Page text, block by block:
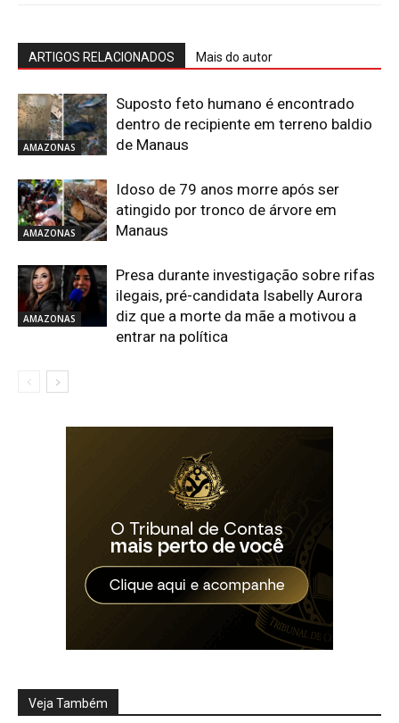
ARTIGOS RELACIONADOS Mais do autor
AMAZONAS
Suposto feto humano é encontrado
dentro de recipiente em terreno baldio
de Manaus
AMAZONAS
Idoso de 79 anos morre após ser
atingido por tronco de árvore em
Manaus
AMAZONAS
Presa durante investigação sobre rifas
ilegais, pré-candidata Isabelly Aurora
diz que a morte da mãe a motivou a
entrar na política
Veja Também